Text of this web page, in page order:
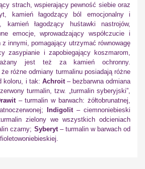
strach, wspierający pewność siebie oraz
kamień łagodzący ból emocjonalny i
kamień łagodzący huśtawki nastrojów,
emocje, wprowadzający współczucie i
innymi, pomagający utrzymać równowagę
zasypianie i zapobiegający koszmarom,
jest też za kamień ochronny.
różne odmiany turmalinu posiadają różne
koloru, i tak: Achroit– bezbarwna odmiana
turmalin, tzw. „turmalin syberyjski”,
– turmalin w barwach: żółtobrunatnej,
Indigolit – ciemnoniebieski
zielony we wszystkich odcieniach
czarny; Syberyt– turmalin w barwach od